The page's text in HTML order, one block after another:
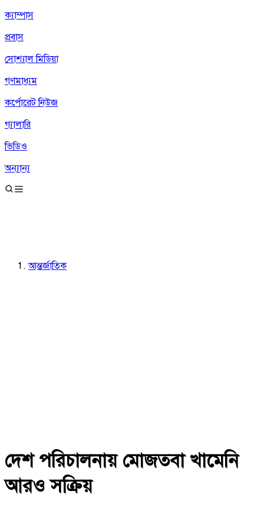
ক্যাম্পাস
প্রবাস
সোশ্যাল মিডিয়া
গণমাধ্যম
কর্পোরেট নিউজ
গ্যালারি
ভিডিও
অন্যান্য
আন্তর্জাতিক
দেশ পরিচালনায় মোজতবা খামেনি
আরও সক্রিয়